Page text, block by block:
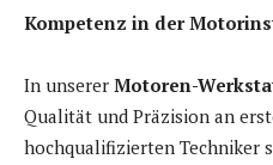
Kompetenz in der
In unserer Motoren-
Qualität und Präzision an
hochqualifizierten Techniker